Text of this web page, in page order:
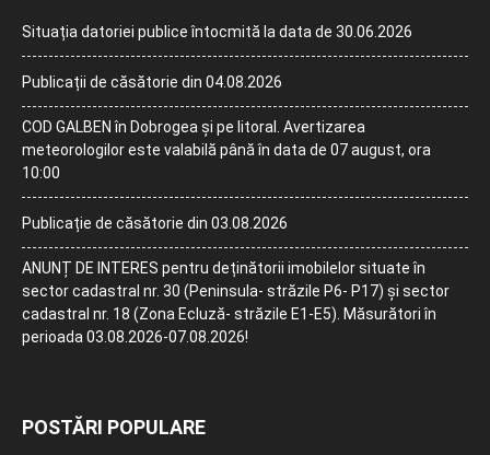
Situația datoriei publice întocmită la data de 30.06.2026
Publicații de căsătorie din 04.08.2026
COD GALBEN în Dobrogea și pe litoral. Avertizarea
meteorologilor este valabilă până în data de 07 august, ora
10:00
Publicație de căsătorie din 03.08.2026
ANUNȚ DE INTERES pentru deținătorii imobilelor situate în
sector cadastral nr. 30 (Peninsula- străzile P6- P17) și sector
cadastral nr. 18 (Zona Ecluză- străzile E1-E5). Măsurători în
perioada 03.08.2026-07.08.2026!
POSTĂRI POPULARE